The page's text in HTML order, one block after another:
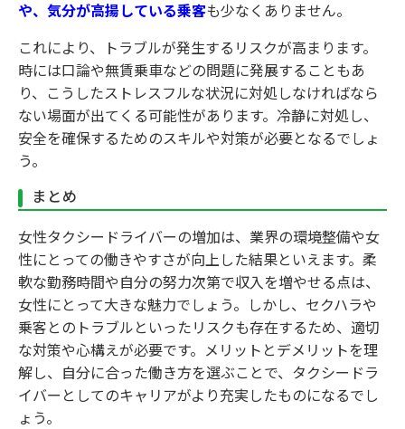
や、気分が高揚している乗客も少なくありません。
これにより、トラブルが発生するリスクが高まります。
時には口論や無賃乗車などの問題に発展することもあ
り、こうしたストレスフルな状況に対処しなければなら
ない場面が出てくる可能性があります。冷静に対処し、
安全を確保するためのスキルや対策が必要となるでしょ
う。
まとめ
女性タクシードライバーの増加は、業界の環境整備や女
性にとっての働きやすさが向上した結果といえます。柔
軟な勤務時間や自分の努力次第で収入を増やせる点は、
女性にとって大きな魅力でしょう。しかし、セクハラや
乗客とのトラブルといったリスクも存在するため、適切
な対策や心構えが必要です。メリットとデメリットを理
解し、自分に合った働き方を選ぶことで、タクシードラ
イバーとしてのキャリアがより充実したものになるでし
ょう。